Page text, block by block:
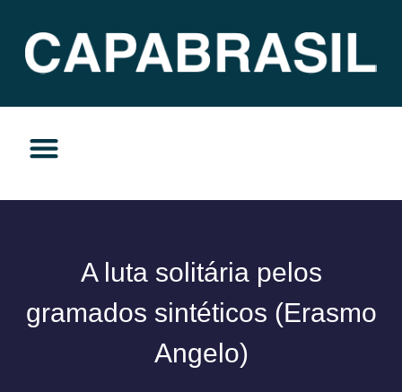
A luta solitária pelos
gramados sintéticos (Erasmo
Angelo)